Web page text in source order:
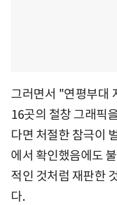
그러면서 "연평부대
16곳의 철창 그래픽
다면 처절한 참극이
에서 확인했음에도
적인 것처럼 재판한
다.